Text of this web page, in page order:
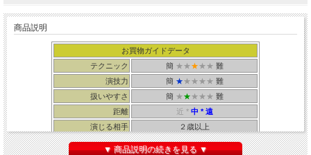
商品説明
お買物ガイドデータ
テクニック
簡 ★★★★★ 難
演技力
簡 ★★★★★ 難
扱いやすさ
簡 ★★★★★ 難
距離
近 * 中 * 遠
演じる相手
２歳以上
所要時間
１０秒
▼ 商品説明の続きを見る ▼